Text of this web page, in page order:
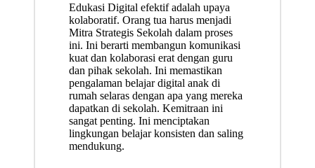
Edukasi Digital efektif adalah upaya
kolaboratif. Orang tua harus menjadi
Mitra Strategis Sekolah dalam proses
ini. Ini berarti membangun komunikasi
kuat dan kolaborasi erat dengan guru
dan pihak sekolah. Ini memastikan
pengalaman belajar digital anak di
rumah selaras dengan apa yang mereka
dapatkan di sekolah. Kemitraan ini
sangat penting. Ini menciptakan
lingkungan belajar konsisten dan saling
mendukung.